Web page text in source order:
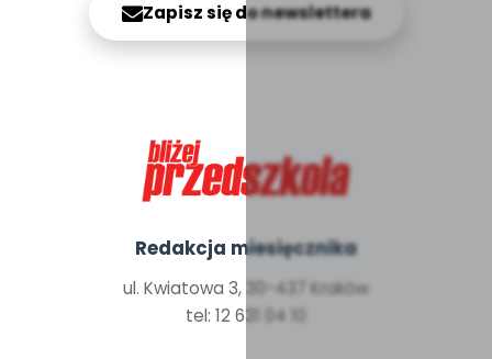
Zapisz się do newslettera
Redakcja miesięcznika
ul. Kwiatowa 3, 30-437 Kraków
tel: 12 631 04 10